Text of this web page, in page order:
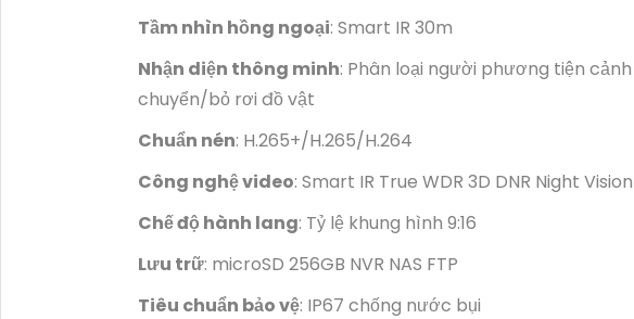
Tầm nhìn hồng ngoại: Smart IR 30m
Nhận diện thông minh: Phân loại người phương tiện
chuyển/bỏ rơi đồ vật
Chuẩn nén: H.265+/H.265/H.264
Công nghệ video: Smart IR True WDR 3D DNR Night Vision
Chế độ hành lang: Tỷ lệ khung hình 9:16
Lưu trữ: microSD 256GB NVR NAS FTP
Tiêu chuẩn bảo vệ: IP67 chống nước bụi